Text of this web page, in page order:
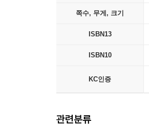
쪽수, 무게, 크기
ISBN13
ISBN10
KC인증
관련분류